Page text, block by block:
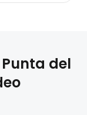
Punta del